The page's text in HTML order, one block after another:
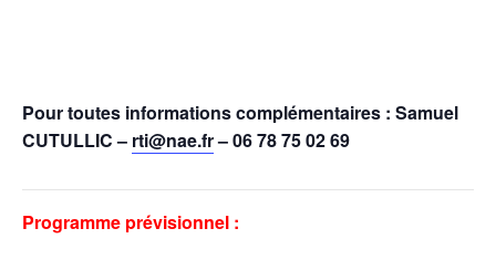
Pour toutes informations complémentaires : Samuel
CUTULLIC – rti@nae.fr– 06 78 75 02 69
Programme prévisionnel :